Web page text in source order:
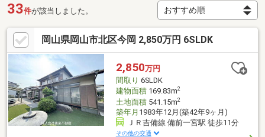
33件が該当しました。
岡山県岡山市北区今岡 2,850万円 6SLDK
2,850万円
間取り 6SLDK
建物面積169.83m2
土地面積541.15m2
築年月 1983年12月(築42年9ヶ月)
ＪＲ吉備線 備前一宮駅 徒歩11分
その他の交通